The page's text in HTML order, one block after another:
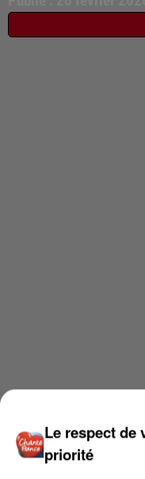
Le respect de
priorité